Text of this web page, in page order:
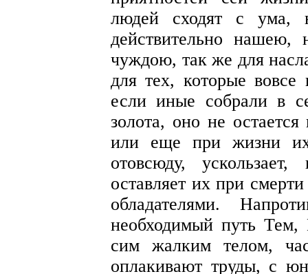
людей сходят с ума,
действительно нашею,
чуждою, так же для
для тех, которые
если иные собрали в
золота, оно не
или еще при жизни
отовсюду,
оставляет их при
обладателями.
необходимый путь Тем,
сим жалким телом,
оплакивают труды, с